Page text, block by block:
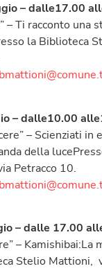
– dalle17.00
– Ti racconto una
la Biblioteca
– dalle10.00
– Scienziati in
della
Petracco 10.
– dalle 17.00
– Kamishibai:La
Stelio Mattioni,